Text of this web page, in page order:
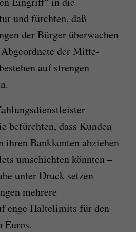
und fürchten, daß
der Bürger überwachen
der Mitte-
auf strengen
befürchten, dass Kunden
ihren Bankkonten abziehen
umschichten könnten –
unter Druck setzen
mehrere
enge Haltelimits für den
Euros.